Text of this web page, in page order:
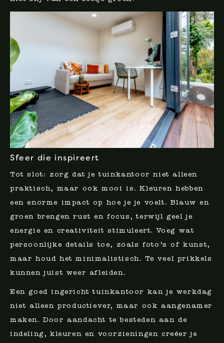
Sfeer die inspireert
Tot slot: zorg dat je tuinkantoor niet alleen
praktisch, maar ook mooi is. Kleuren hebben
een enorme impact op hoe je je voelt. Blauw en
groen brengen rust en focus, terwijl geel je
energie en creativiteit stimuleert. Voeg wat
persoonlijke details toe, zoals foto’s of kunst,
maar houd het minimalistisch. Te veel prikkels
kunnen juist weer afleiden.
Een goed ingericht tuinkantoor kan je werkdag
niet alleen productiever, maar ook aangenamer
maken. Door aandacht te besteden aan de
indeling, kleuren en voorzieningen creëer je